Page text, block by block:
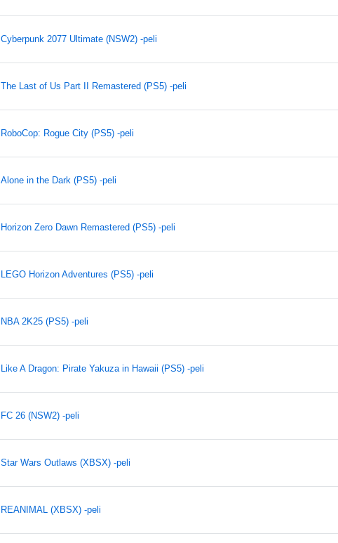
Cyberpunk 2077 Ultimate (NSW2) -peli
The Last of Us Part II Remastered (PS5) -peli
RoboCop: Rogue City (PS5) -peli
Alone in the Dark (PS5) -peli
Horizon Zero Dawn Remastered (PS5) -peli
LEGO Horizon Adventures (PS5) -peli
NBA 2K25 (PS5) -peli
Like A Dragon: Pirate Yakuza in Hawaii (PS5) -peli
FC 26 (NSW2) -peli
Star Wars Outlaws (XBSX) -peli
REANIMAL (XBSX) -peli